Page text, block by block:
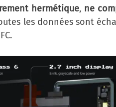
hermétique, ne
les données sont